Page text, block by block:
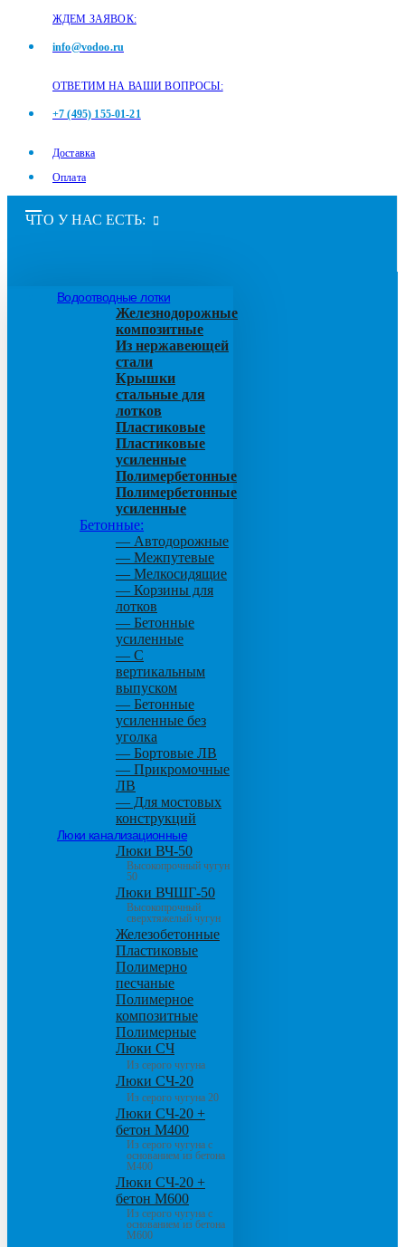
ЖДЕМ ЗАЯВОК:
info@vodoo.ru
ОТВЕТИМ НА ВАШИ ВОПРОСЫ:
+7 (495) 155-01-21
Доставка
Оплата
ЧТО У НАС ЕСТЬ:
Водоотводные лотки
Железнодорожные
композитные
Из нержавеющей
стали
Крышки
стальные для
лотков
Пластиковые
Пластиковые
усиленные
Полимербетонные
Полимербетонные
усиленные
Бетонные:
— Автодорожные
— Межпутевые
— Мелкосидящие
— Корзины для
лотков
— Бетонные
усиленные
— С
вертикальным
выпуском
— Бетонные
усиленные без
уголка
— Бортовые ЛВ
— Прикромочные
ЛВ
— Для мостовых
конструкций
Люки канализационные
Люки ВЧ-50
Высокопрочный чугун
50
Люки ВЧШГ-50
Высокопрочный
сверхтяжелый чугун
Железобетонные
Пластиковые
Полимерно
песчаные
Полимерное
композитные
Полимерные
Люки СЧ
Из серого чугуна
Люки СЧ-20
Из серого чугуна 20
Люки СЧ-20 +
бетон М400
Из серого чугуна с
основанием из бетона
М400
Люки СЧ-20 +
бетон М600
Из серого чугуна с
основанием из бетона
М600